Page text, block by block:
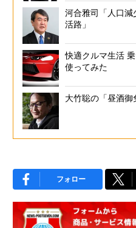
河合雅司「人口減
活路」
快適クルマ生活 乗
使ってみた
大竹聡の「昼酒御
フォロー